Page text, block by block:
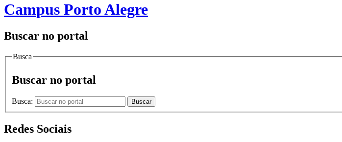
Campus Porto Alegre
Buscar no portal
Busca
Buscar no portal
Busca: Buscar
Redes Sociais